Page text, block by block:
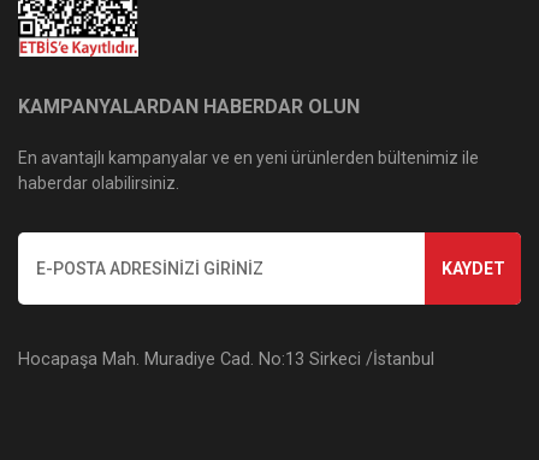
KAMPANYALARDAN HABERDAR OLUN
En avantajlı kampanyalar ve en yeni ürünlerden bültenimiz ile
haberdar olabilirsiniz.
KAYDET
Hocapaşa Mah. Muradiye Cad. No:13 Sirkeci /İstanbul